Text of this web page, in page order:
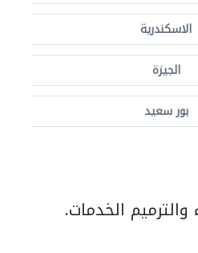
الاسكندرية
الجيزة
بور سعيد
الخدمات.